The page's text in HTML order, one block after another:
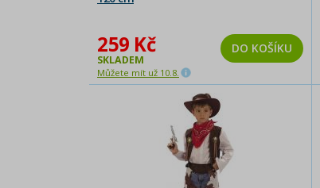
259 Kč
SKLADEM
Můžete mít už 10.8.
DO KOŠÍKU